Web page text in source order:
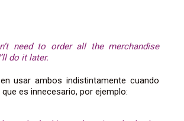
need to order all the merchandise
do it later.
usar ambos indistintamente cuando
es innecesario, por ejemplo: